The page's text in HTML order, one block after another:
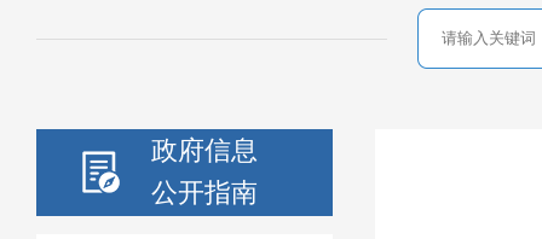
政府信息
公开指南